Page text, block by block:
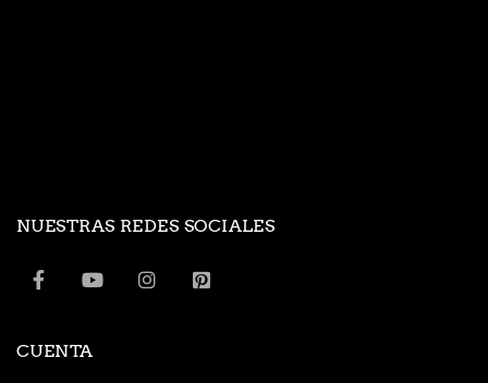
NUESTRAS REDES SOCIALES
CUENTA